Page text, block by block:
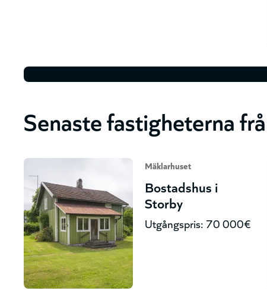
Senaste fastigheterna
Mäklarhuset
Bostadshus i
Storby
Utgångspris: 70 000€